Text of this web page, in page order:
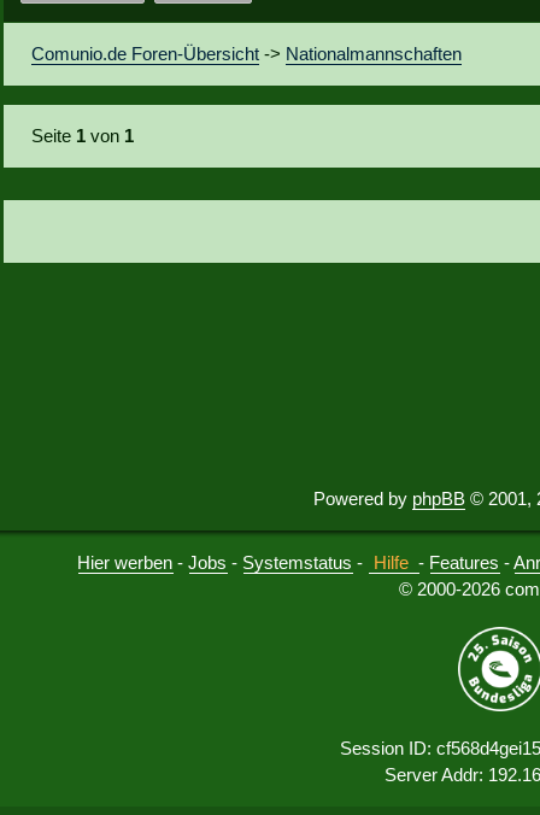
Comunio.de Foren-Übersicht -> Nationalmannschaften
Seite 1 von 1
Powered by phpBB © 2001,
Hier werben -Jobs - Systemstatus - Hilfe - Features -
© 2000-2026
Session ID:
Server Addr: